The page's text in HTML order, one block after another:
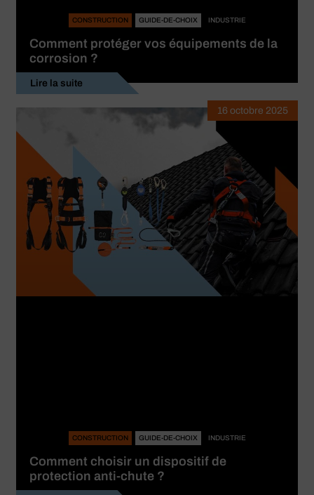
CONSTRUCTION GUIDE-DE-CHOIX INDUSTRIE
Comment protéger vos équipements de la
corrosion ?
Lire la suite
CONSTRUCTION GUIDE-DE-CHOIX INDUSTRIE
Comment choisir un dispositif de
protection anti-chute ?
16 octobre 2025